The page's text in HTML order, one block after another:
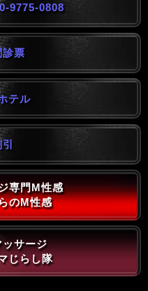
9775-0808
診票
テル
専門M性感
のM性感
サージ
じらし隊